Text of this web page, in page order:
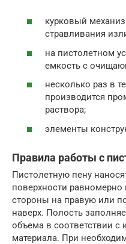
курковый
стравливания
на пистолетном
емкость с
несколько раз в
производится
раствора;
элементы
Правила работы с
Пистолетную пену
поверхности
стороны на правую или
наверх. Полость
объема в соответствии
материала. При